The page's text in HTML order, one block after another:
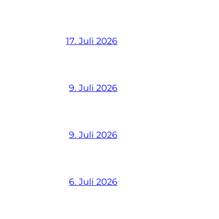
17. Juli 2026
9. Juli 2026
9. Juli 2026
6. Juli 2026